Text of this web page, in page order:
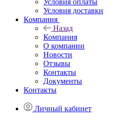
Условия оплаты
Условия доставки
Компания
Назад
Компания
О компании
Новости
Отзывы
Контакты
Документы
Контакты
Личный кабинет